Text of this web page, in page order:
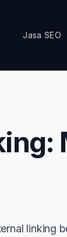
Jasa SEO
linking